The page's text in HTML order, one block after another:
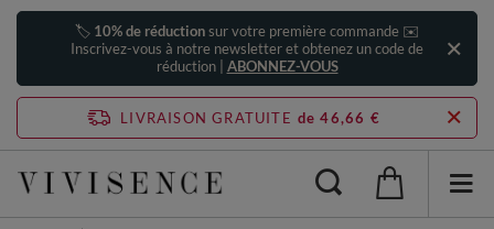
🏷️ 10% de réductionsur votre première commande ✉️
Inscrivez-vous à notre newsletter et obtenez un code de
réduction | ABONNEZ-VOUS
LIVRAISON GRATUITE de 46,66 €